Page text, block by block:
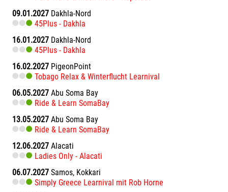
09.01.2027 Dakhla-Nord
45Plus - Dakhla
16.01.2027 Dakhla-Nord
45Plus - Dakhla
16.02.2027 PigeonPoint
Tobago Relax & Winterflucht Learnival
06.05.2027 Abu Soma Bay
Ride & Learn SomaBay
13.05.2027 Abu Soma Bay
Ride & Learn SomaBay
12.06.2027 Alacati
Ladies Only - Alacati
06.07.2027 Samos, Kokkari
Simply Greece Learnival mit Rob Horne